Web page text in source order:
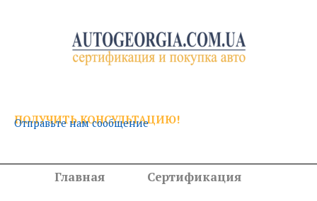
содержимому
ПОЛУЧИТЬ КОНСУЛЬТАЦИЮ!
Отправьте нам сообщение
Главная Сертификация